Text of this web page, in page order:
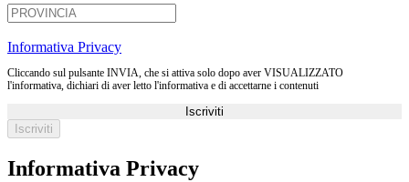
Informativa Privacy
Cliccando sul pulsante INVIA, che si attiva solo dopo aver VISUALIZZATO
l'informativa, dichiari di aver letto l'informativa e di accettarne i contenuti
Iscriviti
Informativa Privacy